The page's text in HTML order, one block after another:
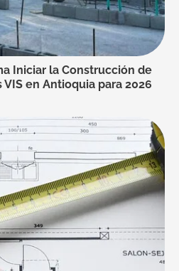
Iniciar la Construcción de
VIS en Antioquia para 2026